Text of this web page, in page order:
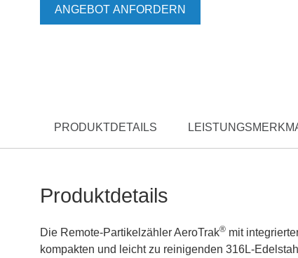
ANGEBOT ANFORDERN
PRODUKTDETAILS
Produktdetails
Die Remote-Partikelzähler AeroTrak® mit
kompakten und leicht zu reinigenden 316L-